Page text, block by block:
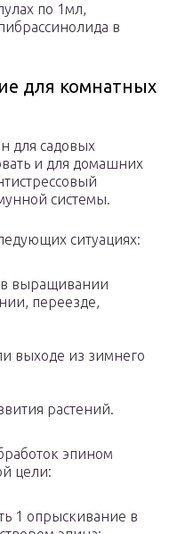
по 1мл,
в
для комнатных
для садовых
и для домашних
системы.
ситуациях:
в выращивании
переезде,
выходе из зимнего
растений.
эпином
цели:
1 опрыскивание в